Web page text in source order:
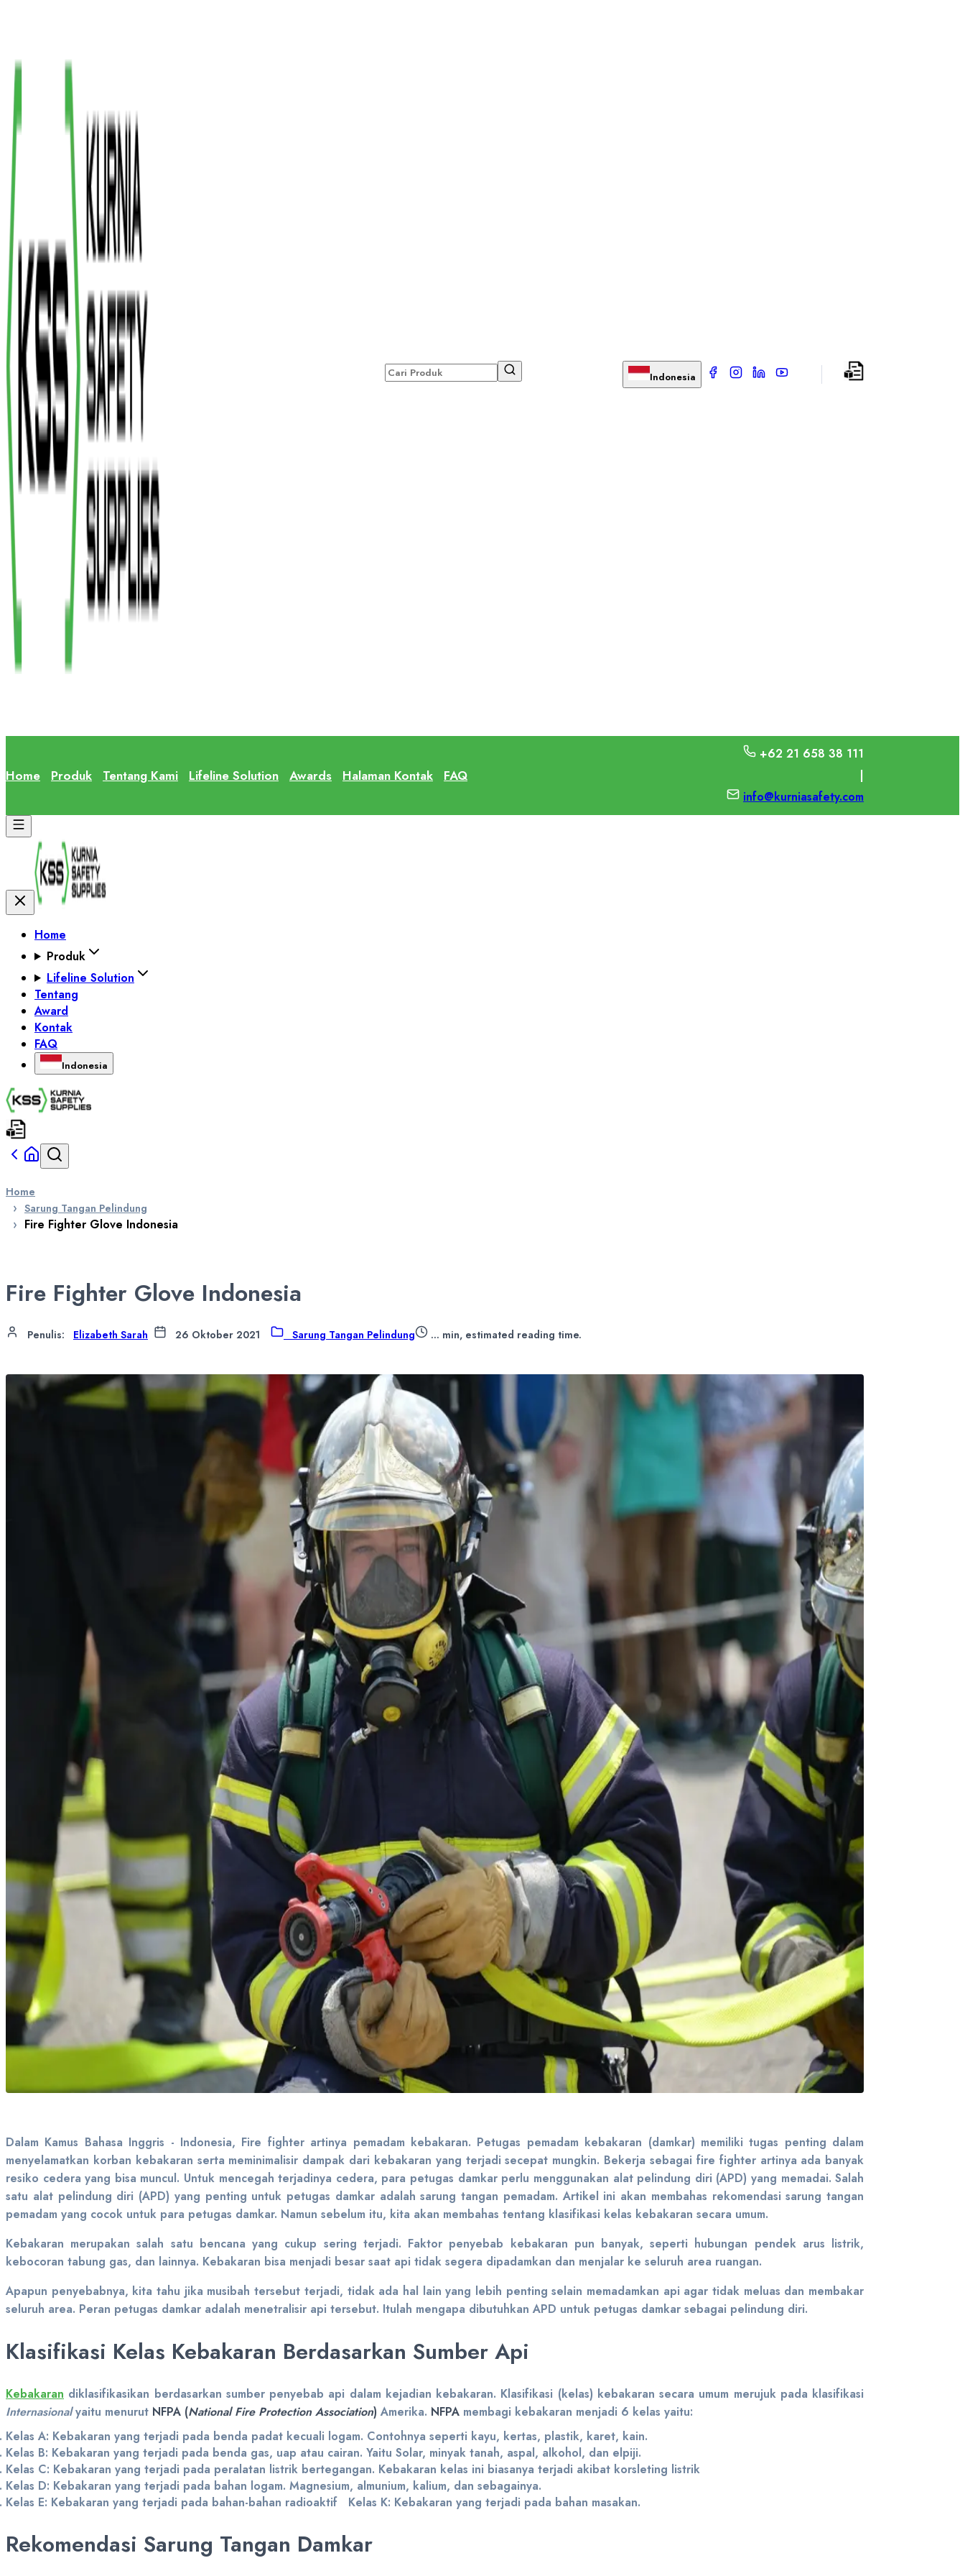
Indonesia
Home Produk Tentang Kami Lifeline Solution Awards Halaman Kontak FAQ
+62 21 658 38 111
|
info@kurniasafety.com
Home
Produk
Lifeline Solution
Tentang
Award
Kontak
FAQ
Indonesia
Home
Sarung Tangan Pelindung
Fire Fighter Glove Indonesia
Fire Fighter Glove Indonesia
Penulis: Elizabeth Sarah 26 Oktober 2021 Sarung Tangan Pelindung ... min, estimated reading time.
Dalam Kamus Bahasa Inggris - Indonesia, Fire fighter artinya pemadam kebakaran. Petugas pemadam kebakaran (damkar) memiliki tugas penting dalam
menyelamatkan korban kebakaran serta meminimalisir dampak dari kebakaran yang terjadi secepat mungkin. Bekerja sebagai fire fighter artinya ada banyak
resiko cedera yang bisa muncul. Untuk mencegah terjadinya cedera, para petugas damkar perlu menggunakan alat pelindung diri (APD) yang memadai. Salah
satu alat pelindung diri (APD) yang penting untuk petugas damkar adalah sarung tangan pemadam. Artikel ini akan membahas rekomendasi sarung tangan
pemadam yang cocok untuk para petugas damkar. Namun sebelum itu, kita akan membahas tentang klasifikasi kelas kebakaran secara umum.
Kebakaran merupakan salah satu bencana yang cukup sering terjadi. Faktor penyebab kebakaran pun banyak, seperti hubungan pendek arus listrik,
kebocoran tabung gas, dan lainnya. Kebakaran bisa menjadi besar saat api tidak segera dipadamkan dan menjalar ke seluruh area ruangan.
Apapun penyebabnya, kita tahu jika musibah tersebut terjadi, tidak ada hal lain yang lebih penting selain memadamkan api agar tidak meluas dan membakar
seluruh area. Peran petugas damkar adalah menetralisir api tersebut. Itulah mengapa dibutuhkan APD untuk petugas damkar sebagai pelindung diri.
Klasifikasi Kelas Kebakaran Berdasarkan Sumber Api
Kebakaran diklasifikasikan berdasarkan sumber penyebab api dalam kejadian kebakaran. Klasifikasi (kelas) kebakaran secara umum merujuk pada klasifikasi
Internasionalyaitu menurut NFPA (National Fire Protection Association) Amerika. NFPA membagi kebakaran menjadi 6 kelas yaitu:
Kelas A: Kebakaran yang terjadi pada benda padat kecuali logam. Contohnya seperti kayu, kertas, plastik, karet, kain.
Kelas B: Kebakaran yang terjadi pada benda gas, uap atau cairan. Yaitu Solar, minyak tanah, aspal, alkohol, dan elpiji.
Kelas C: Kebakaran yang terjadi pada peralatan listrik bertegangan. Kebakaran kelas ini biasanya terjadi akibat korsleting listrik
Kelas D: Kebakaran yang terjadi pada bahan logam. Magnesium, almunium, kalium, dan sebagainya.
Kelas E: Kebakaran yang terjadi pada bahan-bahan radioaktif Kelas K: Kebakaran yang terjadi pada bahan masakan.
Rekomendasi Sarung Tangan Damkar